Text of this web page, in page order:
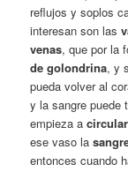
reflujos y soplos
interesan son las
venas, que por la
de golondrina, y
pueda volver al
y la sangre puede
empieza a
ese vaso la
entonces cuando